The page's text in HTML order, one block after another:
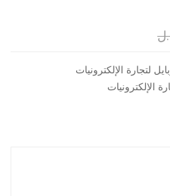
لتجارة الإلكترونيات​
الإلكترونيات